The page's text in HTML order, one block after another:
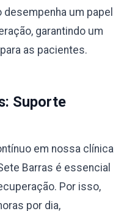
um papel
garantindo um
as pacientes.
Suporte
em nossa clínica
Barras é essencial
Por isso,
por dia,